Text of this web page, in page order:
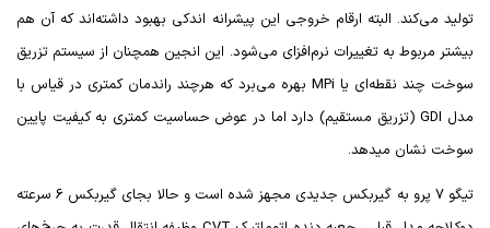
تولید می‌کند. البته ارقام خروجی این پیشرانه اندکی بهبود داشته‌اند که آن هم
بیشتر مربوط به تغییرات نرم‌افزای می‌شود. این انجین همچنان از سیستم تزریق
سوخت چند نقطه‌ای یا MPi بهره می‌برد که هرچند راندمان کمتری در قیاس با
مدل GDI(تزریق مستقیم) دارد اما در عوض حساسیت کمتری به کیفیت پایین
سوخت نشان میدهد.
تیگو 7 پرو به گیربکس جدیدی مجهز شده است و حالا بجای گیربکس 6 سرعته